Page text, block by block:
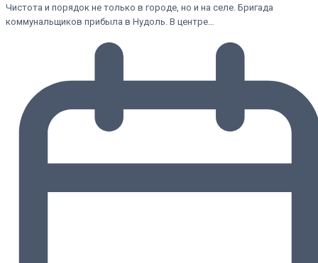
Чистота и порядок не только в городе, но и на селе. Бригада
коммунальщиков прибыла в Нудоль. В центре…